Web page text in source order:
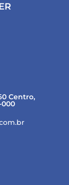
Centro,
000